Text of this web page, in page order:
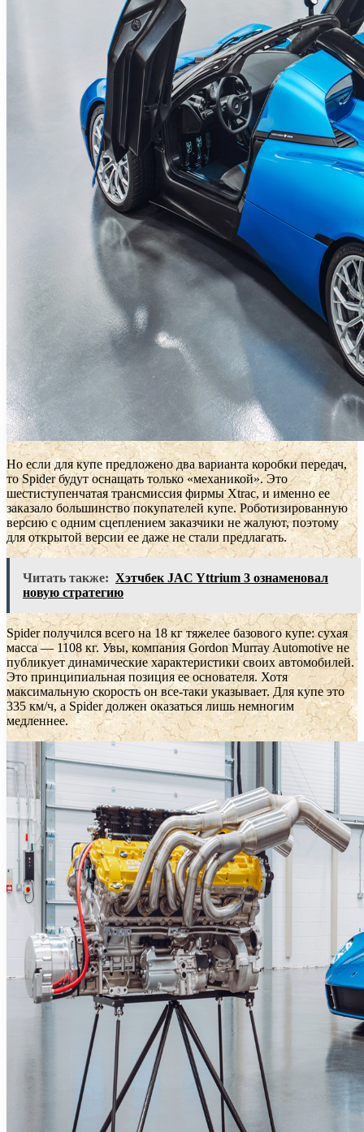
Но если для купе предложено два варианта коробки передач,
то Spider будут оснащать только «механикой». Это
шестиступенчатая трансмиссия фирмы Xtrac, и именно ее
заказало большинство покупателей купе. Роботизированную
версию с одним сцеплением заказчики не жалуют, поэтому
для открытой версии ее даже не стали предлагать.
Читать также: Хэтчбек JAC Yttrium 3 ознаменовал
новую стратегию
Spider получился всего на 18 кг тяжелее базового купе: сухая
масса — 1108 кг. Увы, компания Gordon Murray Automotive не
публикует динамические характеристики своих автомобилей.
Это принципиальная позиция ее основателя. Хотя
максимальную скорость он все-таки указывает. Для купе это
335 км/ч, а Spider должен оказаться лишь немногим
медленнее.